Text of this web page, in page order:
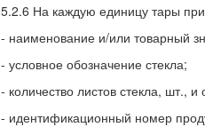
5.2.6 На каждую единицу тары
- наименование и/или товарный
- условное обозначение стекла;
- количество листов стекла, шт.,
- идентификационный номер